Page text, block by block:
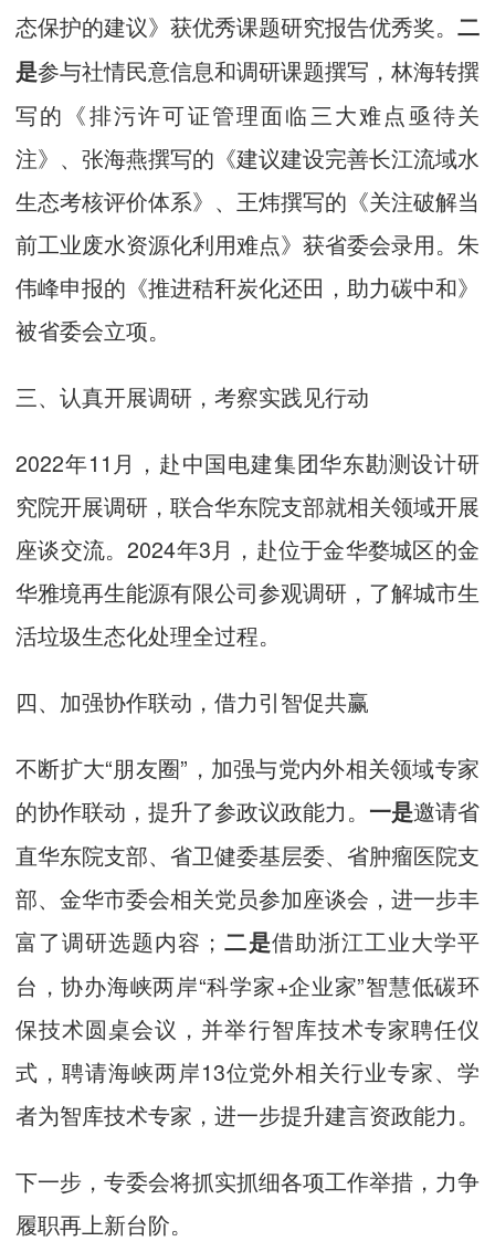
态保护的建议》获优秀课题研究报告优秀奖。 二
是参与社情民意信息和调研课题撰写，林海转撰
写的《排污许可证管理面临三大难点亟待关
注》、张海燕撰写的《建议建设完善长江流域水
生态考核评价体系》、王炜撰写的《关注破解当
前工业废水资源化利用难点》获省委会录用。朱
伟峰申报的《推进秸秆炭化还田，助力碳中和》
被省委会立项。
三、认真开展调研，考察实践见行动
2022年11月，赴中国电建集团华东勘测设计研
究院开展调研，联合华东院支部就相关领域开展
座谈交流。2024年3月，赴位于金华婺城区的金
华雅境再生能源有限公司参观调研，了解城市生
活垃圾生态化处理全过程。
四、加强协作联动，借力引智促共赢
不断扩大“朋友圈”，加强与党内外相关领域专家
的协作联动，提升了参政议政能力。 一是邀请省
直华东院支部、省卫健委基层委、省肿瘤医院支
部、金华市委会相关党员参加座谈会，进一步丰
富了调研选题内容； 二是借助浙江工业大学平
台，协办海峡两岸“科学家+企业家”智慧低碳环
保技术圆桌会议，并举行智库技术专家聘任仪
式，聘请海峡两岸13位党外相关行业专家、学
者为智库技术专家，进一步提升建言资政能力。
下一步，专委会将抓实抓细各项工作举措，力争
履职再上新台阶。